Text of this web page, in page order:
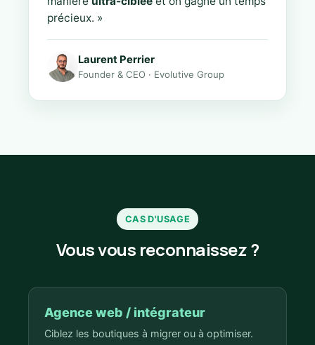
précieux. »
Laurent Perrier
Founder & CEO · Evolutive Group
CAS D'USAGE
Vous vous reconnaissez ?
Agence web / intégrateur
Ciblez les boutiques à migrer ou à optimiser.